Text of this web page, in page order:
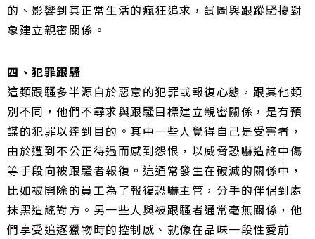
的、影響到其正常生活的瘋狂追求，試圖與跟蹤騷擾對
象建立親密關係。
四、犯罪跟騷
這類跟騷多半源自於惡意的犯罪或報復心態，跟其他類
別不同，他們不尋求與跟騷目標建立親密關係，是有預
謀的犯罪以達到目的。 其中一些人覺得自己是受害者，
由於遭到不公正待遇而感到怨恨，以威脅恐嚇造謠中傷
等手段向被跟騷者報復。 這通常發生在破滅的關係中，
比如被開除的員工為了報復恐嚇主管，分手的伴侶到處
抹黑造謠對方。 另一些人與被跟騷者通常毫無關係，他
們享受追逐獵物時的控制感、就像在品味一段性愛前